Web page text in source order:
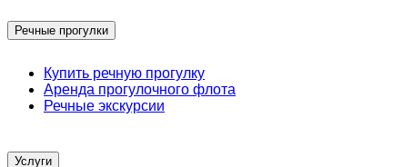
Речные прогулки
Купить речную прогулку
Аренда прогулочного флота
Речные экскурсии
Услуги